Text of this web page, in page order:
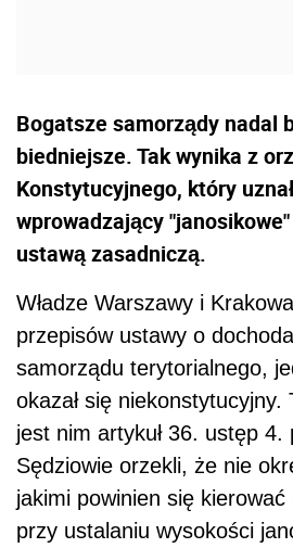
Bogatsze samorządy nadal
biedniejsze. Tak wynika z
Konstytucyjnego, który
wprowadzający
ustawą zasadniczą.
Władze Warszawy i
przepisów ustawy o
samorządu terytorialnego,
okazał się niekonstytucyjny.
jest nim artykuł 36. ustęp 4.
Sędziowie orzekli, że nie
jakimi powinien się
przy ustalaniu wysokości